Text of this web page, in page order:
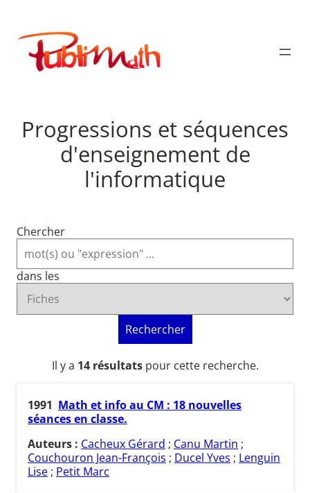
contenu
Publimath
Progressions et séquences
d'enseignement de
l'informatique
Chercher
dans les
Rechercher
Il y a 14 résultatspour cette recherche.
1991 Math et info au CM : 18 nouvelles
séances en classe.
Auteurs : Cacheux Gérard ; Canu Martin ;
Couchouron Jean-François ; Ducel Yves ; Lenguin
Lise ; Petit Marc